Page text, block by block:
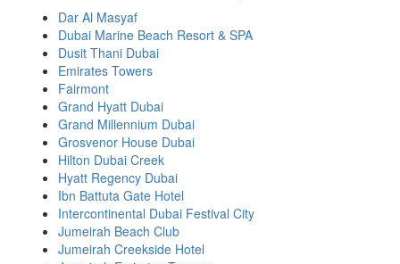
Dar Al Masyaf
Dubai Marine Beach Resort & SPA
Dusit Thani Dubai
Emirates Towers
Fairmont
Grand Hyatt Dubai
Grand Millennium Dubai
Grosvenor House Dubai
Hilton Dubai Creek
Hyatt Regency Dubai
Ibn Battuta Gate Hotel
Intercontinental Dubai Festival City
Jumeirah Beach Club
Jumeirah Creekside Hotel